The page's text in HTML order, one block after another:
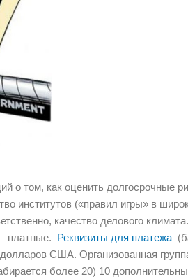
о том, как оценить долгосрочные
институтов («правил игры» в
качество делового
платные. Реквизиты для платежа
США. Организованная
более 20) 10